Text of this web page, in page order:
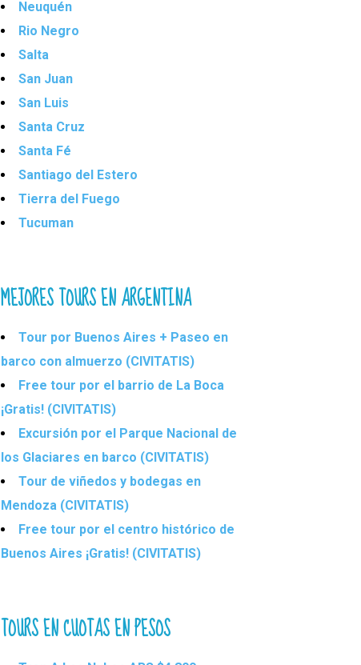
Neuquén
Rio Negro
Salta
San Juan
San Luis
Santa Cruz
Santa Fé
Santiago del Estero
Tierra del Fuego
Tucuman
MEJORES TOURS EN ARGENTINA
Tour por Buenos Aires + Paseo en
barco con almuerzo (CIVITATIS)
Free tour por el barrio de La Boca
¡Gratis! (CIVITATIS)
Excursión por el Parque Nacional de
los Glaciares en barco (CIVITATIS)
Tour de viñedos y bodegas en
Mendoza (CIVITATIS)
Free tour por el centro histórico de
Buenos Aires ¡Gratis! (CIVITATIS)
TOURS EN CUOTAS EN PESOS